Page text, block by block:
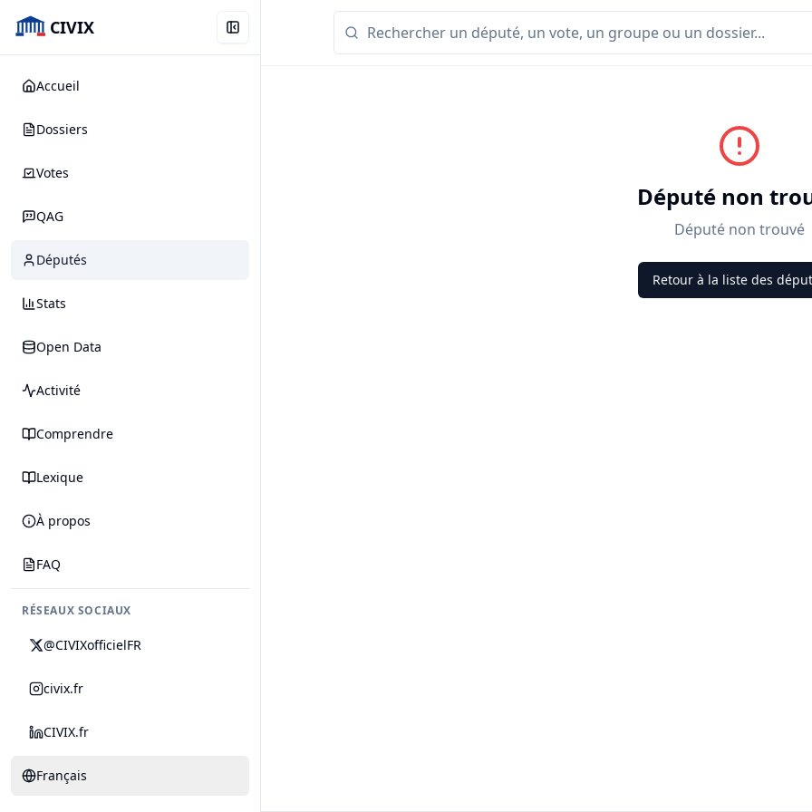
CIVIX
Accueil
Dossiers
Votes
QAG
Députés
Stats
Open Data
Activité
Comprendre
Lexique
À propos
FAQ
RÉSEAUX SOCIAUX
@CIVIXofficielFR
civix.fr
CIVIX.fr
Français
Député non
Député non trouvé
Retour à la liste des